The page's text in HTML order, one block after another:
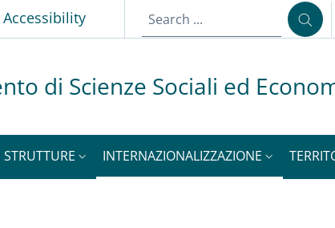
Accessibility
di Scienze Sociali ed
STRUTTURE INTERNAZIONALIZZAZIONE